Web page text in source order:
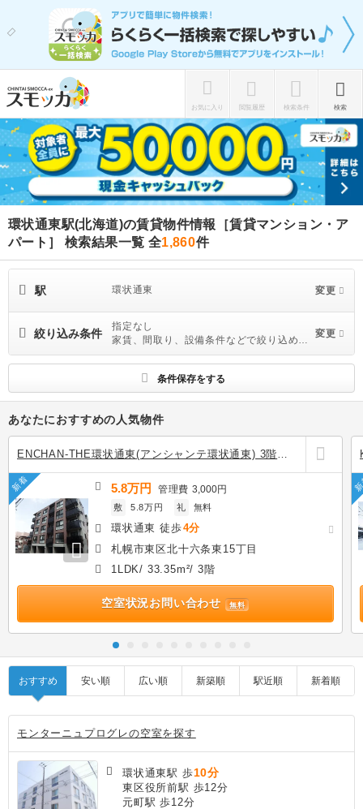
お気に入り 閲覧履歴 検索条件 検索
環状通東駅(北海道)の賃貸物件情報［賃貸マンション・ア
パート］ 検索結果一覧 全1,860件
駅 環状通東 変更
絞り込み条件
指定なし
家賃、間取り、設備条件などで絞り込めま
す
変更
条件保存をする
あなたにおすすめの人気物件
ENCHAN-THE環状通東(アンシャンテ環状通東) 3階の
新着 5.8万円 管理費3,000円
敷 5.8万円 礼 無料
環状通東 徒歩4分
札幌市東区北十六条東15丁目
1LDK/ 33.35m²/ 3階
空室状況お問い合わせ 無料
おすすめ 安い順 広い順 新築順 駅近順 新着順
モンターニュプログレの空室を探す
環状通東駅 歩10分
東区役所前駅 歩12分
元町駅 歩12分